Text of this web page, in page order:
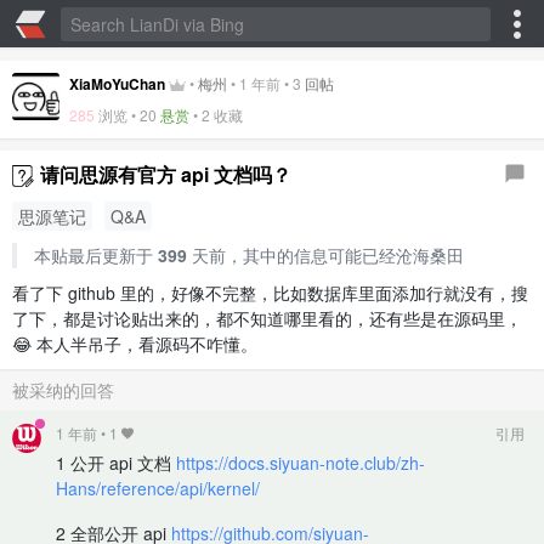
XiaMoYuChan •梅州 • 1 年前•3 回帖
285 浏览 •20 悬赏•2 收藏
请问思源有官方 api 文档吗？
思源笔记
Q&A
本贴最后更新于 399天前，其中的信息可能已经沧海桑田
看了下 github 里的，好像不完整，比如数据库里面添加行就没有，搜
了下，都是讨论贴出来的，都不知道哪里看的，还有些是在源码里，
😂 本人半吊子，看源码不咋懂。
被采纳的回答
1 年前• 1 引用
1 公开 api 文档 https://docs.siyuan-note.club/zh-
Hans/reference/api/kernel/
2 全部公开 api https://github.com/siyuan-